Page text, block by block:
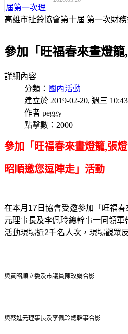
高雄市扯鈴協會第十屆 第一次財
參加「旺福春來畫燈
詳細內容
分類： 國內活動
建立於 2019-02-20, 週三 10:43
作者 peggy
點擊數：2000
參加「旺福春來畫燈籠,張
昭順邀您逗陣走」活動
在本月17日協會受邀參加「旺福
元理事長及李佩玲總幹事一同領
活動現場近2千名人次，現場觀眾
與黃昭順立委及市議員陳玫娟合影
與蔡進元理事長及李佩玲總幹事合影